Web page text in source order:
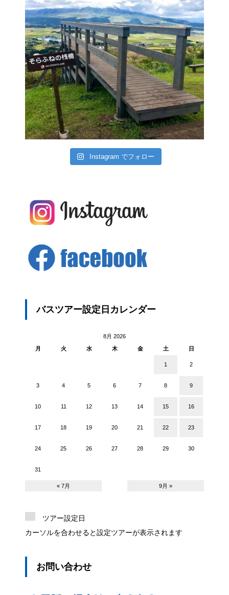
Instagram でフォロー
バスツアー設定日カレンダー
8月 2026
月
火 水 木 金 土 日
1 2
3 4 5 6 7 8 9
10 11 12 13 14 15 16
17 18 19 20 21 22 23
24 25 26 27 28 29 30
31
« 7月 9月 »
ツアー設定日
カーソルを合わせると設定ツアーが表示されます
お問い合わせ